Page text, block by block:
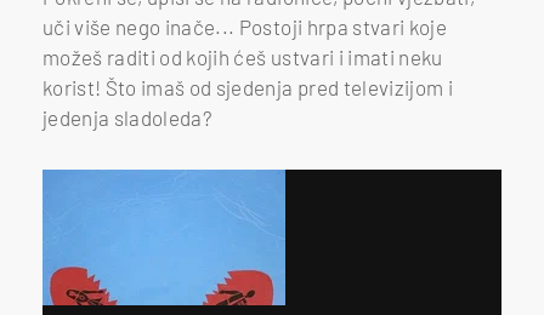
uči više nego inače... Postoji hrpa stvari koje
možeš raditi od kojih ćeš ustvari i imati neku
korist! Što imaš od sjedenja pred televizijom i
jedenja sladoleda?